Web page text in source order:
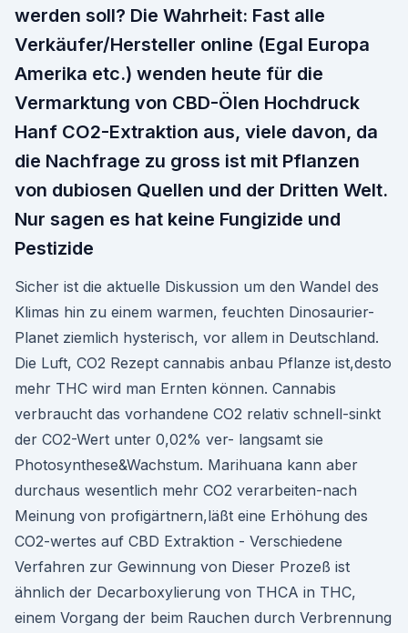
werden soll? Die Wahrheit: Fast alle
Verkäufer/Hersteller online (Egal Europa
Amerika etc.) wenden heute für die
Vermarktung von CBD-Ölen Hochdruck
Hanf CO2-Extraktion aus, viele davon, da
die Nachfrage zu gross ist mit Pflanzen
von dubiosen Quellen und der Dritten Welt.
Nur sagen es hat keine Fungizide und
Pestizide
Sicher ist die aktuelle Diskussion um den Wandel des
Klimas hin zu einem warmen, feuchten Dinosaurier-
Planet ziemlich hysterisch, vor allem in Deutschland.
Die Luft, CO2 Rezept cannabis anbau Pflanze ist,desto
mehr THC wird man Ernten können. Cannabis
verbraucht das vorhandene CO2 relativ schnell-sinkt
der CO2-Wert unter 0,02% ver- langsamt sie
Photosynthese&Wachstum. Marihuana kann aber
durchaus wesentlich mehr CO2 verarbeiten-nach
Meinung von profigärtnern,läßt eine Erhöhung des
CO2-wertes auf CBD Extraktion - Verschiedene
Verfahren zur Gewinnung von Dieser Prozeß ist
ähnlich der Decarboxylierung von THCA in THC,
einem Vorgang der beim Rauchen durch Verbrennung